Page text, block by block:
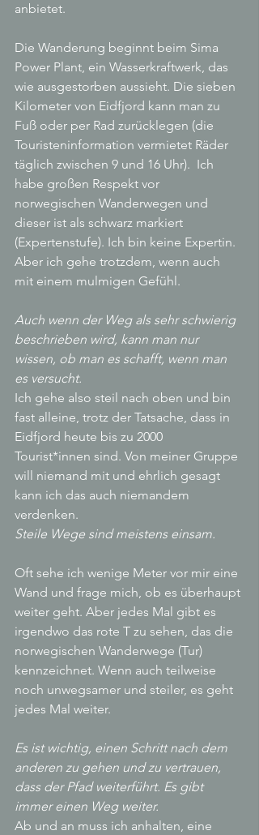
anbietet.
Die Wanderung beginnt beim Sima
Power Plant, ein Wasserkraftwerk, das
wie ausgestorben aussieht. Die sieben
Kilometer von Eidfjord kann man zu
Fuß oder per Rad zurücklegen (die
Touristeninformation vermietet Räder
täglich zwischen 9 und 16 Uhr).  Ich
habe großen Respekt vor
norwegischen Wanderwegen und
dieser ist als schwarz markiert
(Expertenstufe). Ich bin keine Expertin.
Aber ich gehe trotzdem, wenn auch
mit einem mulmigen Gefühl.
Auch wenn der Weg als sehr schwierig
beschrieben wird, kann man nur
wissen, ob man es schafft, wenn man
es versucht.
Ich gehe also steil nach oben und bin
fast alleine, trotz der Tatsache, dass in
Eidfjord heute bis zu 2000
Tourist*innen sind. Von meiner Gruppe
will niemand mit und ehrlich gesagt
kann ich das auch niemandem
verdenken.
Steile Wege sind meistens einsam.
Oft sehe ich wenige Meter vor mir eine
Wand und frage mich, ob es überhaupt
weiter geht. Aber jedes Mal gibt es
irgendwo das rote T zu sehen, das die
norwegischen Wanderwege (Tur)
kennzeichnet. Wenn auch teilweise
noch unwegsamer und steiler, es geht
jedes Mal weiter.
Es ist wichtig, einen Schritt nach dem
anderen zu gehen und zu vertrauen,
dass der Pfad weiterführt. Es gibt
immer einen Weg weiter.
Ab und an muss ich anhalten, eine